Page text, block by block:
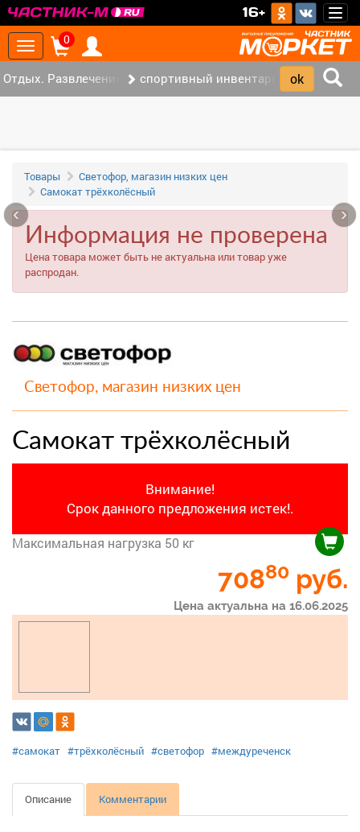
16+
Toggle
navigation
0
Отдых. Развлечения. Спорт. (32)спортивный инвентарь (2)
Товары
Светофор, магазин низких цен
Самокат трёхколёсный
Информация не проверена
Цена товара может быть не актуальна или товар уже
распродан.
Светофор, магазин низких цен
Самокат трёхколёсный
Внимание!
Срок данного предложения истек!.
Максимальная нагрузка 50 кг
70880 руб.
Цена актуальна на 16.06.2025
#самокат #трёхколёсный #светофор #междуреченск
Описание Комментарии
‹ ›